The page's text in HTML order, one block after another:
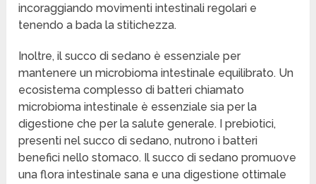
incoraggiando movimenti intestinali regolari e
tenendo a bada la stitichezza.
Inoltre, il succo di sedano è essenziale per
mantenere un microbioma intestinale equilibrato. Un
ecosistema complesso di batteri chiamato
microbioma intestinale è essenziale sia per la
digestione che per la salute generale. I prebiotici,
presenti nel succo di sedano, nutrono i batteri
benefici nello stomaco. Il succo di sedano promuove
una flora intestinale sana e una digestione ottimale